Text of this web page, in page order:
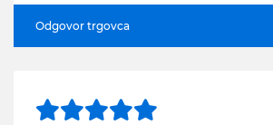
Odgovor trgovca